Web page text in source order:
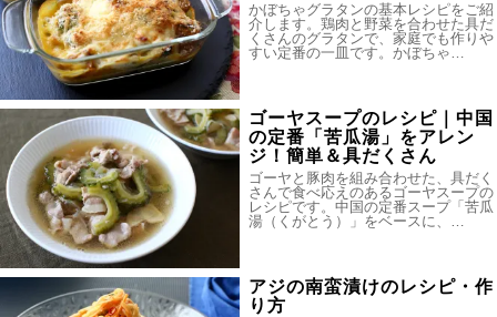
かぼちゃグラタンの基本レシピをご紹
介します。鶏肉と野菜を合わせた具だ
くさんのグラタンで、家庭でも作りや
すい定番の一皿です。かぼちゃ…
ゴーヤスープのレシピ｜中国
の定番「苦瓜湯」をアレン
ジ！簡単＆具だくさん
ゴーヤと豚肉を組み合わせた、具だく
さんで食べ応えのあるゴーヤスープの
レシピです。中国の定番スープ「苦瓜
湯（くがとう）」をベースに、…
アジの南蛮漬けのレシピ・作
り方